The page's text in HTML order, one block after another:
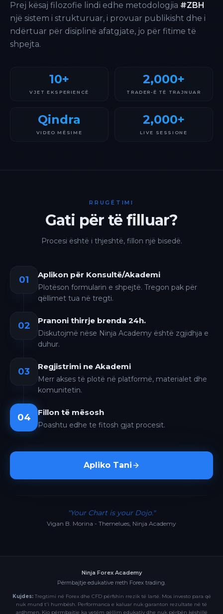
Prej kësaj filozofie lindi edhe metodologjia #ZBH
një sistem i strukturuar, i provuar publikisht dhe i
ndërtuar për disiplinë afatgjate, jo për fitime të
shpejta.
10+
VJET EKSPERIENCË
2,000+
TRADER-Ë TË TRAJNUAR
Qindra
VIDEO MËSIME
2,000+
LIVE SESSIONE
RRUGËTIMI
Gati për të filluar?
Procesi është i thjeshtë, fillon një bisedë.
01 Aplikon për Konsultë/Akademi
Plotëson formularin e shpejtë. Tregon pak për
qëllimet tua në tregti.
02 Pranoni thirrje brenda 24h.
Diskutojmë nëse Ninja Academy është zgjidhja e
duhur.
03 Regjistrimi ne Akademi
Merr akses të plotë në platformë, materialet dhe
komunitetin.
04 Fillon të mësosh
Poashtu edhe te fitosh gjat procesit.
Apliko Tani
"Your Chart is your Dojo."
Vigan B. Morina - Themelues, Ninja Academy
Ninja Forex Academy
Përmbajtje edukative rreth Forex trading.
Kujdes:Tregtimi në Forex dhe CFD përfshin rrezik të lartë. Mos investo para që
nuk mund t'i humbësh. Performanca e kaluar nuk garanton rezultate në të
ardhmen. Kjo përmbajtje ka vetëm qëllim edukativ dhe nuk përbën këshillë